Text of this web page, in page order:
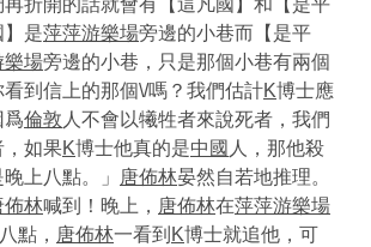
再折開的話就會有【這凡國】和【是平
】是萍萍游樂場旁邊的小巷而【是平
樂場旁邊的小巷，只是那個小巷有兩個
到信上的那個\/嗎？我們估計K博士應
爲倫敦 人不會以犧牲者來說死者，我們
，如果K博士他真的是中國 人，那他殺
上八點。」
唐佈林晏然自若地推理。
佈林喊到！晚上， 唐佈林在萍萍游樂場
點， 唐佈林一看到 K博士就追他，可